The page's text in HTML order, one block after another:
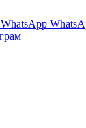
WhatsApp